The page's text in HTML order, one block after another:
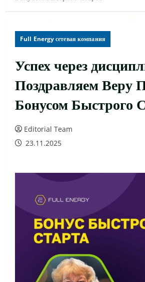
Full Energy сетевая компания
Успех через
Поздравляем Веру
Бонусом Быстрого
Editorial Team
23.11.2025